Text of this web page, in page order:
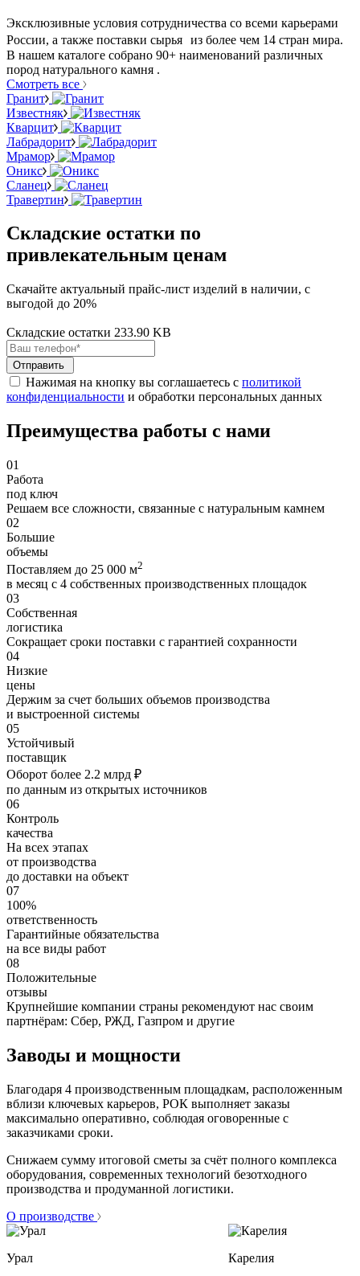
Эксклюзивные условия сотрудничества со всеми карьерами
России, а также поставки сырья из более чем 14 стран мира.
В нашем каталоге собрано 90+ наименований различных
пород натурального камня .
Смотреть все
Гранит
Известняк
Кварцит
Лабрадорит
Мрамор
Оникс
Сланец
Травертин
Складские остатки по
привлекательным ценам
Скачайте актуальный прайс-лист изделий в наличии, с
выгодой до 20%
Складские остатки 233.90 KB
Отправить
Нажимая на кнопку вы соглашаетесь с политикой
конфиденциальности и обработки персональных данных
Преимущества работы с нами
01
Работа
под ключ
Решаем все сложности, связанные с натуральным камнем
02
Большие
объемы
Поставляем до 25 000 м2
в месяц с 4 собственных производственных площадок
03
Собственная
логистика
Сокращает сроки поставки с гарантией сохранности
04
Низкие
цены
Держим за счет больших объемов производства
и выстроенной системы
05
Устойчивый
поставщик
Оборот более 2.2 млрд ₽
по данным из открытых источников
06
Контроль
качества
На всех этапах
от производства
до доставки на объект
07
100%
ответственность
Гарантийные обязательства
на все виды работ
08
Положительные
отзывы
Крупнейшие компании страны рекомендуют нас своим
партнёрам: Сбер, РЖД, Газпром и другие
Заводы и мощности
Благодаря 4 производственным площадкам, расположенным
вблизи ключевых карьеров, РОК выполняет заказы
максимально оперативно, соблюдая оговоренные с
заказчиками сроки.
Снижаем сумму итоговой сметы за счёт полного комплекса
оборудования, современных технологий безотходного
производства и продуманной логистики.
О производстве
Урал Карелия